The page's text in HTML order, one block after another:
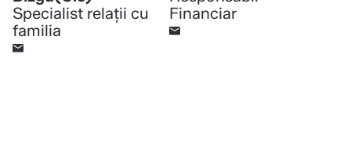
Specialist relații cu
familia
Financiar